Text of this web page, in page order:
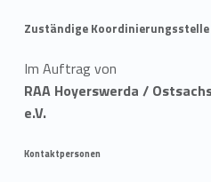
Zuständige Koordinierungsstelle
Im Auftrag von
RAA Hoyerswerda /
e.V.
Kontaktpersonen